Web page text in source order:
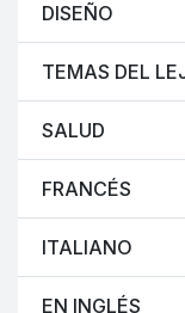
DISEÑO
TEMAS DEL
SALUD
FRANCÉS
ITALIANO
EN INGLÉS